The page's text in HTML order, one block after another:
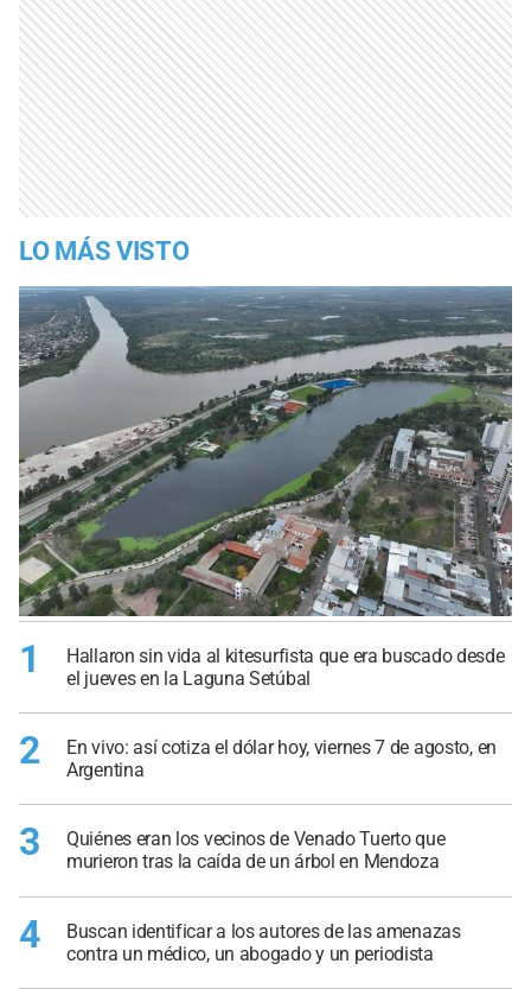
LO MÁS VISTO
1
Hallaron sin vida al kitesurfista que era buscado desde
el jueves en la Laguna Setúbal
2
En vivo: así cotiza el dólar hoy, viernes 7 de agosto, en
Argentina
3
Quiénes eran los vecinos de Venado Tuerto que
murieron tras la caída de un árbol en Mendoza
4
Buscan identificar a los autores de las amenazas
contra un médico, un abogado y un periodista